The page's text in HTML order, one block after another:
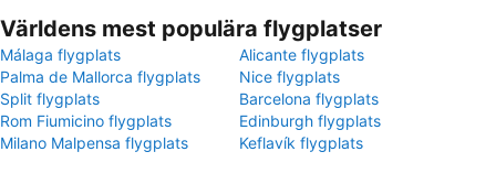
Världens mest populära flygplatser
Málaga flygplats
Alicante flygplats
Palma de Mallorca flygplats
Nice flygplats
Split flygplats
Barcelona flygplats
Rom Fiumicino flygplats
Edinburgh flygplats
Milano Malpensa flygplats
Keflavík flygplats